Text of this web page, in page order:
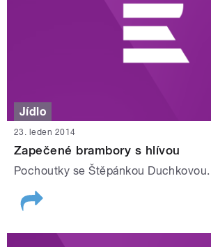
Jídlo
23. leden 2014
Zapečené brambory s hlívou
Pochoutky se Štěpánkou Duchkovou.